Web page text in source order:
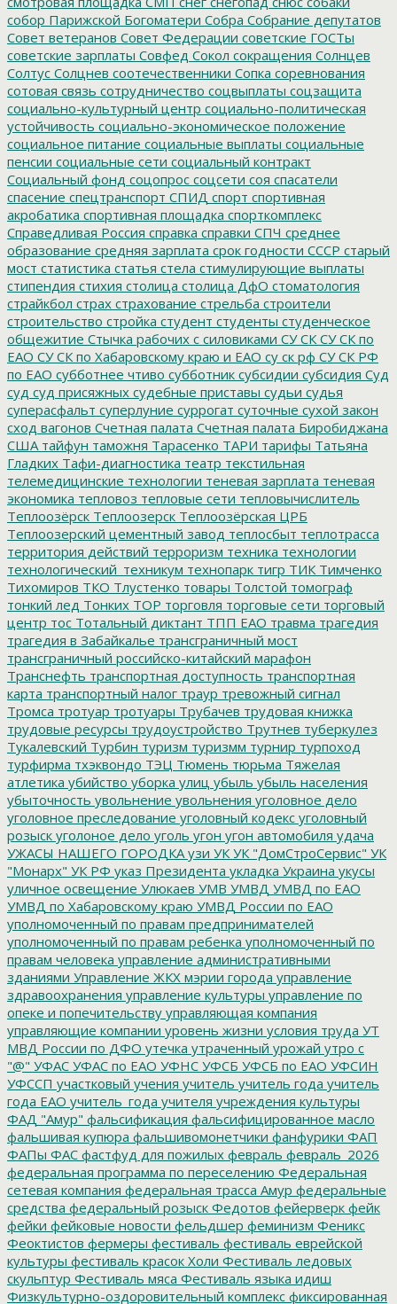
собор Парижской Богоматери Собра Собрание депутатов
Совет ветеранов Совет Федерации советские ГОСТы
советские зарплаты Совфед Сокол сокращения Солнцев
Солтус Солцнев соотечественники Сопка соревнования
сотовая связь сотрудничество соцвыплаты соцзащита
социально-культурный центр социально-политическая
устойчивость социально-экономическое положение
социальное питание социальные выплаты социальные
пенсии социальные сети социальный контракт
Социальный фонд соцопрос соцсети соя спасатели
спасение спецтранспорт СПИД спорт спортивная
акробатика спортивная площадка спорткомплекс
Справедливая Россия справка справки СПЧ среднее
образование средняя зарплата срок годности СССР старый
мост статистика статья стела стимулирующие выплаты
стипендия стихия столица столица ДфО стоматология
страйкбол страх страхование стрельба строители
строительство стройка студент студенты студенческое
общежитие Стычка рабочих с силовиками СУ СК СУ СК по
ЕАО СУ СК по Хабаровскому краю и ЕАО су ск рф СУ СК РФ
по ЕАО субботнее чтиво субботник субсидии субсидия Суд
суд суд присяжных судебные приставы судьи судья
суперасфальт суперлуние суррогат суточные сухой закон
сход вагонов Счетная палата Счетная палата Биробиджана
США тайфун таможня Тарасенко ТАРИ тарифы Татьяна
Гладких Тафи-диагностика театр текстильная
телемедицинские технологии теневая зарплата теневая
экономика тепловоз тепловые сети тепловычислитель
Теплоозёрск Теплоозерск Теплоозёрская ЦРБ
Теплоозерский цементный завод теплосбыт теплотрасса
территория действий терроризм техника технологии
технологический_техникум технопарк тигр ТИК Тимченко
Тихомиров ТКО Тлустенко товары Толстой томограф
тонкий лед Тонких ТОР торговля торговые сети торговый
центр тос Тотальный диктант ТПП ЕАО травма трагедия
трагедия в Забайкалье трансграничный мост
трансграничный российско-китайский марафон
Транснефть транспортная доступность транспортная
карта транспортный налог траур тревожный сигнал
Тромса тротуар тротуары Трубачев трудовая книжка
трудовые ресурсы трудоустройство Трутнев туберкулез
Тукалевский Турбин туризм туризмм турнир турпоход
турфирма тхэквондо ТЭЦ Тюмень тюрьма Тяжелая
атлетика убийство уборка улиц убыль убыль населения
убыточность увольнение увольнения уголовное дело
уголовное преследование уголовный кодекс уголовный
розыск уголоное дело уголь угон угон автомобиля удача
УЖАСЫ НАШЕГО ГОРОДКА узи УК УК "ДомСтроСервис" УК
"Монарх" УК РФ указ Президента укладка Украина укусы
уличное освещение Улюкаев УМВ УМВД УМВД по ЕАО
УМВД по Хабаровскому краю УМВД России по ЕАО
уполномоченный по правам предпринимателей
уполномоченный по правам ребенка уполномоченный по
правам человека управление административными
зданиями Управление ЖКХ мэрии города управление
здравоохранения управление культуры управление по
опеке и попечительству управляющая компания
управляющие компании уровень жизни условия труда УТ
МВД России по ДФО утечка утраченный урожай утро с
"@" УФАС УФАС по ЕАО УФНС УФСБ УФСБ по ЕАО УФСИН
УФССП участковый учения учитель учитель года учитель
года ЕАО учитель_года учителя учреждения культуры
ФАД "Амур" фальсификация фальсифицированное масло
фальшивая купюра фальшивомонетчики фанфурики ФАП
ФАПы ФАС фастфуд для пожилых февраль февраль_2026
федеральная программа по переселению Федеральная
сетевая компания федеральная трасса Амур федеральные
средства федеральный розыск Федотов фейерверк фейк
фейки фейковые новости фельдшер феминизм Феникс
Феоктистов фермеры фестиваль фестиваль еврейской
культуры фестиваль красок Холи Фестиваль ледовых
скульптур Фестиваль мяса Фестиваль языка идиш
Физкультурно-оздоровительный комплекс фиксированная